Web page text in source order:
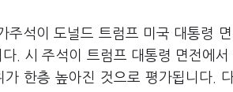
주석이 도널드 트럼프 미국 대통령
. 시 주석이 트럼프 대통령 면전에
한층 높아진 것으로 평가됩니다.